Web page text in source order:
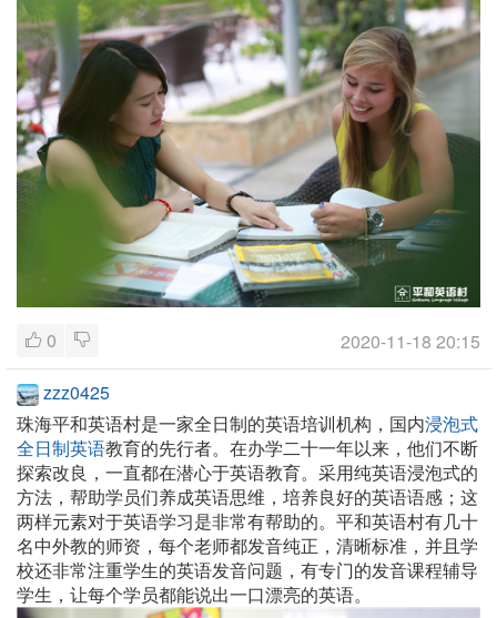
0
2020-11-18 20:15
zzz0425
珠海平和英语村是一家全日制的英语培训机构，国内浸泡式
全日制英语教育的先行者。在办学二十一年以来，他们不断
探索改良，一直都在潜心于英语教育。采用纯英语浸泡式的
方法，帮助学员们养成英语思维，培养良好的英语语感；这
两样元素对于英语学习是非常有帮助的。平和英语村有几十
名中外教的师资，每个老师都发音纯正，清晰标准，并且学
校还非常注重学生的英语发音问题，有专门的发音课程辅导
学生，让每个学员都能说出一口漂亮的英语。